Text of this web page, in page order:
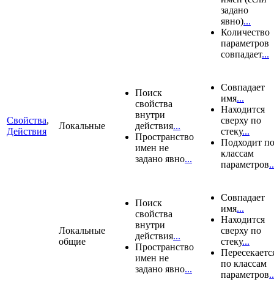
задано
явно)...
Количество
параметров
совпадает...
Свойства,
Действия
Локальные
Поиск
свойства
внутри
действия...
Пространство
имен не
задано явно...
Совпадает
имя...
Находится
сверху по
стеку...
Подходит по
классам
параметров
Локальные
общие
Поиск
свойства
внутри
действия...
Пространство
имен не
задано явно...
Совпадает
имя...
Находится
сверху по
стеку...
по классам
параметров